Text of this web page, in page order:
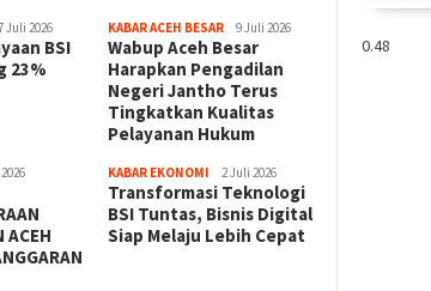
Juli 2026
BSI
23%
KABAR ACEH BESAR 9 Juli 2026
Wabup Aceh Besar
Harapkan Pengadilan
Negeri Jantho Terus
Tingkatkan Kualitas
Pelayanan Hukum
ACEH
KABAR EKONOMI 2 Juli 2026
Transformasi Teknologi
BSI Tuntas, Bisnis Digital
Siap Melaju Lebih Cepat